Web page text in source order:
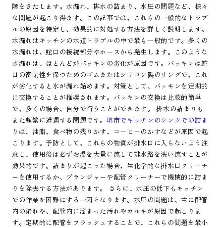
障をきたします。水漏れ、排水の詰まり、水圧の問題など、様々
な問題が起こり得ます。この記事では、これらの一般的なトラブ
ルの原因を特定し、効果的に対処する方法を詳しく説明します。
水漏れはキッチンの水道トラブルの中で最も一般的です。多くの
水漏れは、蛇口の接続部分やホースから発生します。このような
水漏れは、ほとんどがパッキンの劣化が原因です。パッキンは蛇
口の密閉性を保つためのゴムまたはシリコン製のリングで、これ
が劣化すると水が漏れ始めます。対策として、パッキンを定期的
に交換することが推奨されます。パッキンの交換は比較的簡単
で、多くの場合、自分で行うことができます。 排水の詰まりも
また頻繁に遭遇する問題です。堺市でキッチンのシンクでの詰ま
り は、油脂、食べ物の残りかす、コーヒーのかすなどが原因で起
こります。予防として、これらの物質が排水口に入らないよう注
意し、使用後は必ずお湯を大量に流して排水路を洗い流すことが
効果的です。詰まりが起こった場合、生化学的な排水口クリーナ
ーを使用するか、プランジャーや配管クリーナーで機械的に詰ま
りを除去する方法があります。 さらに、水圧の低下もキッチン
での作業を困難にする一因となります。水圧の問題は、主に配管
内の漏れや、配管内に溜まった汚れやカルキが原因で起こりま
す。定期的に配管をフラッシュすることで、これらの問題を最小